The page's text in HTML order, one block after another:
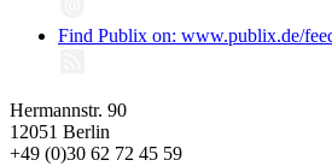
Find Publix on: www.publix.de/
Hermannstr. 90
12051 Berlin
+49 (0)30 62 72 45 59